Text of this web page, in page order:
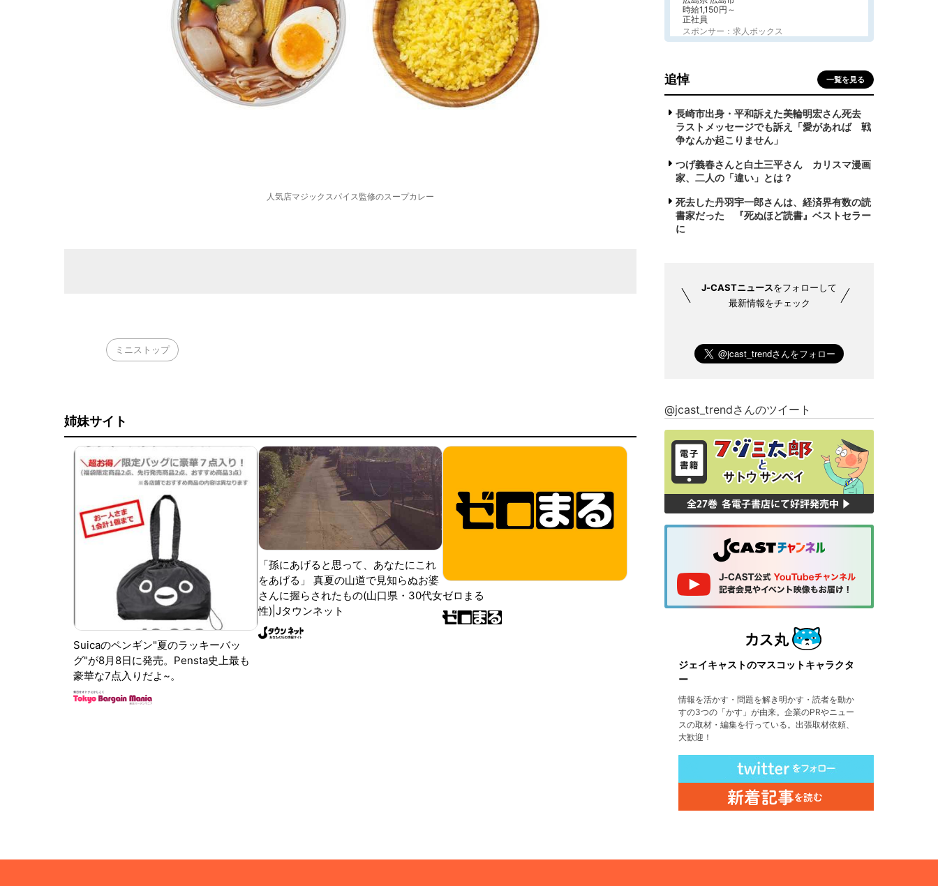
人気店マジックスパイス監修のスープカレー
ミニストップ
姉妹サイト
Suicaのペンギン"夏のラッキーバッ
グ"が8月8日に発売。Pensta史上最も
豪華な7点入りだよ~。
「孫にあげると思って、あなたにこれ
をあげる」 真夏の山道で見知らぬお婆
さんに握らされたもの(山口県・30代女
性)|Jタウンネット
ゼロまる
時給1,150円～
正社員
スポンサー：求人ボックス
追悼 一覧を見る
長崎市出身・平和訴えた美輪明宏さん死去
ラストメッセージでも訴え「愛があれば 戦
争なんか起こりません」
つげ義春さんと白土三平さん カリスマ漫画
家、二人の「違い」とは？
死去した丹羽宇一郎さんは、経済界有数の読
書家だった 『死ぬほど読書』ベストセラー
に
J-CASTニュースをフォローして
最新情報をチェック
@jcast_trendさんのツイート
ジェイキャストのマスコットキャラクタ
ー
情報を活かす・問題を解き明かす・読者を動か
すの3つの「かす」が由来。企業のPRやニュー
スの取材・編集を行っている。出張取材依頼、
大歓迎！